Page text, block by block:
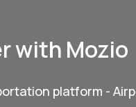
with Mozio
platform -